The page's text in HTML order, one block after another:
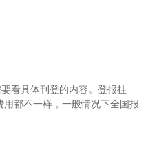
看具体刊登的内容。登报挂
都不一样，一般情况下全国报